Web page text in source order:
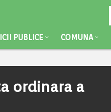
PUBLICE COMUNA
ordinara a